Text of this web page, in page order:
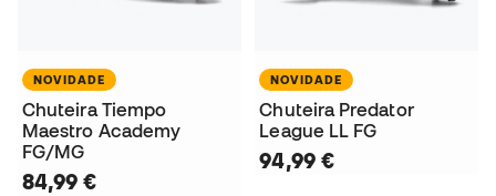
NOVIDADE
Chuteira Tiempo
Maestro Academy
FG/MG
84,99 €
NOVIDADE
Chuteira Predator
League LL FG
94,99 €